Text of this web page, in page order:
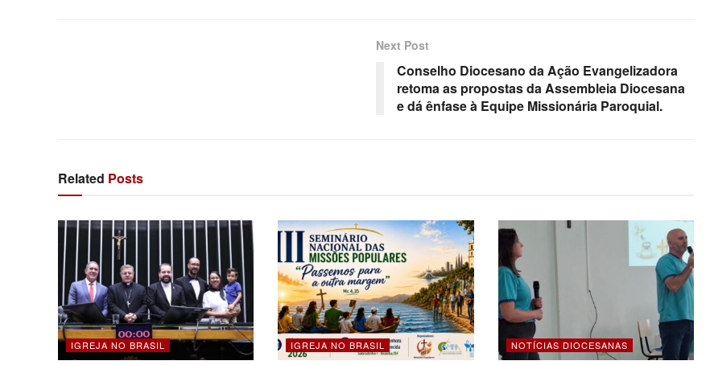
Next Post
Conselho Diocesano da Ação Evangelizadora
retoma as propostas da Assembleia Diocesana
e dá ênfase à Equipe Missionária Paroquial.
Related Posts
IGREJA NO BRASIL IGREJA NO BRASIL NOTÍCIAS DIOCESANAS